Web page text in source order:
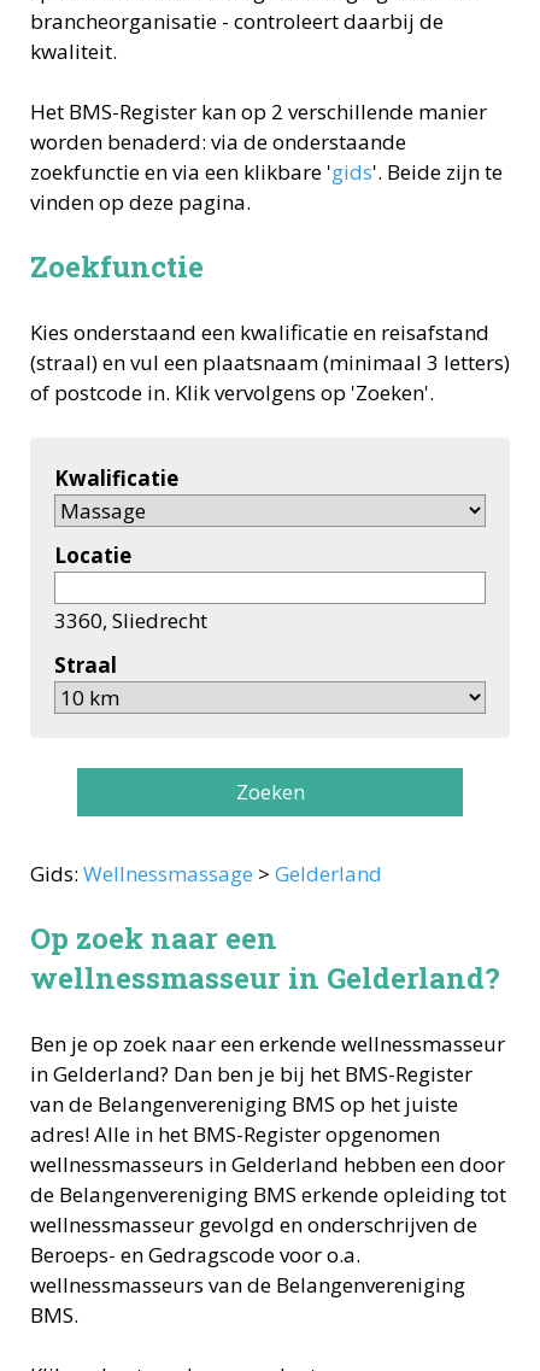
brancheorganisatie - controleert daarbij de
kwaliteit.
Het BMS-Register kan op 2 verschillende manier
worden benaderd: via de onderstaande
zoekfunctie en via een klikbare 'gids'. Beide zijn te
vinden op deze pagina.
Zoekfunctie
Kies onderstaand een kwalificatie en reisafstand
(straal) en vul een plaatsnaam (minimaal 3 letters)
of postcode in. Klik vervolgens op 'Zoeken'.
Kwalificatie
Locatie
3360, Sliedrecht
Straal
Zoeken
Gids: Wellnessmassage > Gelderland
Op zoek naar een
wellnessmasseur in Gelderland?
Ben je op zoek naar een erkendewellnessmasseur
inGelderland? Dan ben je bij het BMS-Register
van de Belangenvereniging BMS op het juiste
adres! Alle in het BMS-Register opgenomen
wellnessmasseurs inGelderland hebben een door
de Belangenvereniging BMS erkende opleiding tot
wellnessmasseur gevolgd en onderschrijven de
Beroeps- en Gedragscode voor o.a.
wellnessmasseurs van de Belangenvereniging
BMS.